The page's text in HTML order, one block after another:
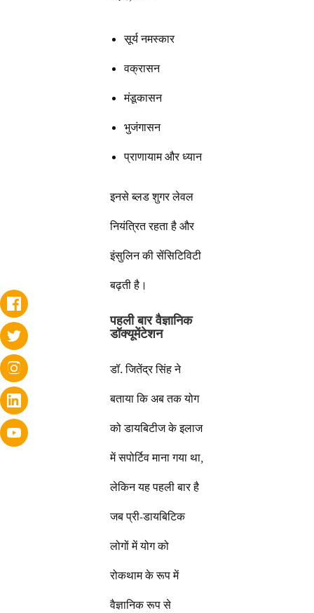
सूर्य नमस्कार
वक्रासन
मंडूकासन
भुजंगासन
प्राणायाम और ध्यान
इनसे ब्लड शुगर लेवल
नियंत्रित रहता है और
इंसुलिन की सेंसिटिविटी
बढ़ती है।
पहली बार वैज्ञानिक
डॉक्यूमेंटेशन
डॉ. जितेंद्र सिंह ने
बताया कि अब तक योग
को डायबिटीज के इलाज
में सपोर्टिव माना गया था,
लेकिन यह पहली बार है
जब प्री-डायबिटिक
लोगों में योग को
रोकथाम के रूप में
वैज्ञानिक रूप से